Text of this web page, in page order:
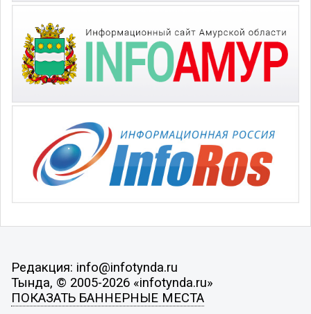
Редакция: info@infotynda.ru
Тында, © 2005-2026 «infotynda.ru»
ПОКАЗАТЬ БАННЕРНЫЕ МЕСТА